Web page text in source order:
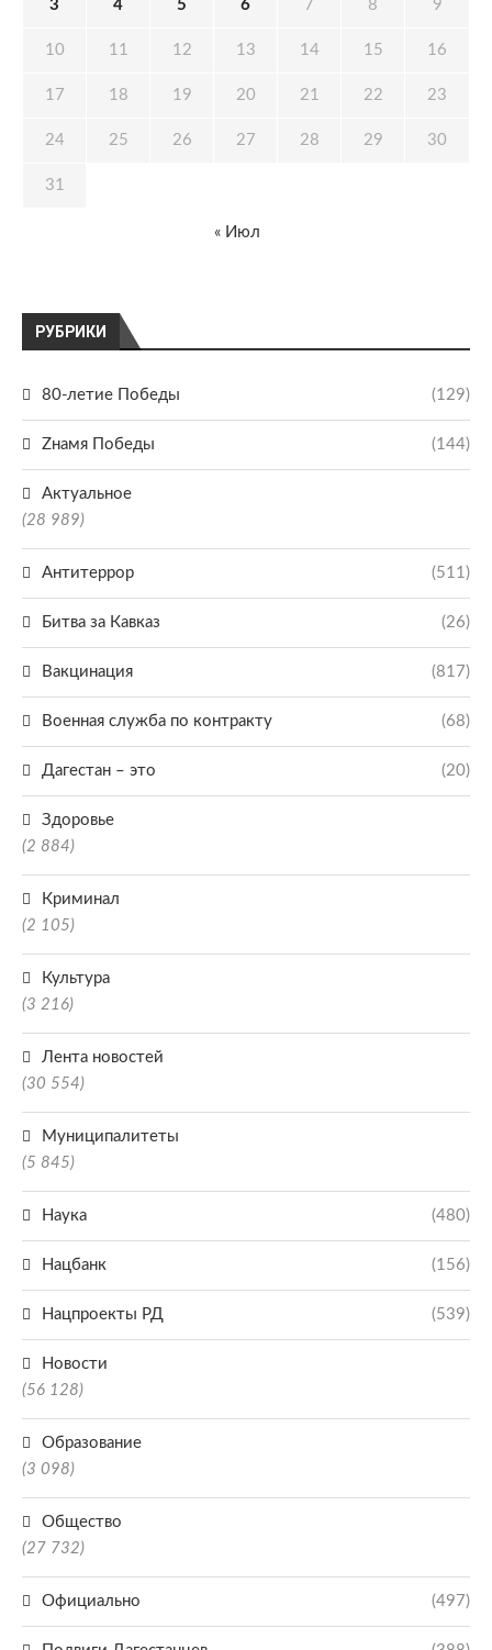
РУБРИКИ
80-летие Победы (129)
Zнамя Победы (144)
Актуальное
(28 989)
Антитеррор (511)
Битва за Кавказ (26)
Вакцинация (817)
Военная служба по контракту (68)
Дагестан – это (20)
Здоровье
(2 884)
Криминал
(2 105)
Культура
(3 216)
Лента новостей
(30 554)
Муниципалитеты
(5 845)
Наука (480)
Нацбанк (156)
Нацпроекты РД (539)
Новости
(56 128)
Образование
(3 098)
Общество
(27 732)
Официально (497)
3 4 5 6 7 8 9
10 11 12 13 14 15 16
17 18 19 20 21 22 23
24 25 26 27 28 29 30
31
« Июл